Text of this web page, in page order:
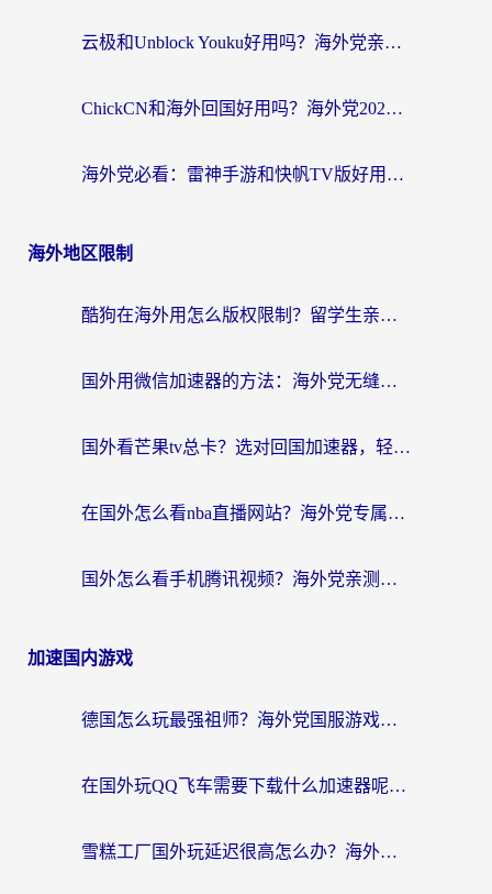
云极和Unblock Youku好用吗？海外党亲测+2026回国加速器避坑指南
ChickCN和海外回国好用吗？海外党2026亲测：从手游到影音，选对加速器的3个关键
海外党必看：雷神手游和快帆TV版好用吗？3步选对回国加速器不踩坑
海外地区限制
酷狗在海外用怎么版权限制？留学生亲测：3步解决听国内音乐难题
国外用微信加速器的方法：海外党无缝连接国内生活的实用指南
国外看芒果tv总卡？选对回国加速器，轻松追《浪姐》不费劲
在国外怎么看nba直播网站？海外党专属体育观赛指南，告别地区限制！
国外怎么看手机腾讯视频？海外党亲测有效的追剧加速器选择指南
加速国内游戏
德国怎么玩最强祖师？海外党国服游戏加速器选择全攻略（附宝可梦Online实测）
在国外玩QQ飞车需要下载什么加速器呢？海外党亲测有效的国服游戏加速指南
雪糕工厂国外玩延迟很高怎么办？海外玩家国服游戏加速终极攻略（附实测推荐）